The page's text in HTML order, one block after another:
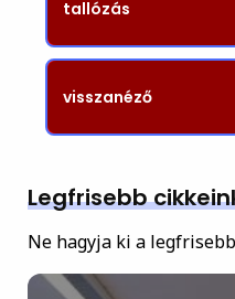
tallózás
visszanéző
Legfrisebb
Ne hagyja ki a